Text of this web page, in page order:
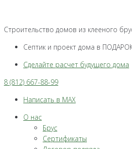
Строительство домов из клееного
Септик и проект дома в
Сделайте расчет будущего дома
8 (812) 667-88-99
Написать в MAX
О нас
Брус
Сертификаты